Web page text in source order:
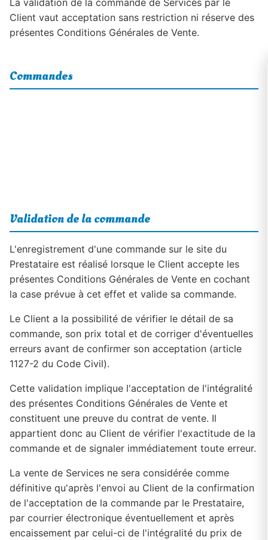
La validation de la commande de Services par le
Client vaut acceptation sans restriction ni réserve des
présentes Conditions Générales de Vente.
Commandes
Validation de la commande
L'enregistrement d'une commande sur le site du
Prestataire est réalisé lorsque le Client accepte les
présentes Conditions Générales de Vente en cochant
la case prévue à cet effet et valide sa commande.
Le Client a la possibilité de vérifier le détail de sa
commande, son prix total et de corriger d'éventuelles
erreurs avant de confirmer son acceptation (article
1127-2 du Code Civil).
Cette validation implique l'acceptation de l'intégralité
des présentes Conditions Générales de Vente et
constituent une preuve du contrat de vente. Il
appartient donc au Client de vérifier l'exactitude de la
commande et de signaler immédiatement toute erreur.
La vente de Services ne sera considérée comme
définitive qu'après l'envoi au Client de la confirmation
de l'acceptation de la commande par le Prestataire,
par courrier électronique éventuellement et après
encaissement par celui-ci de l'intégralité du prix de